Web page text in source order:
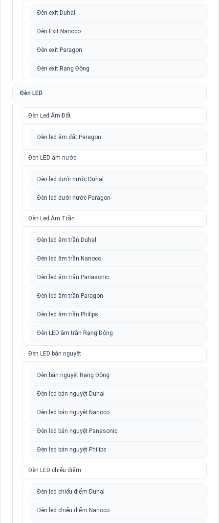
Đèn exit Duhal
Đèn Exit Nanoco
Đèn exit Paragon
Đèn exit Rạng Đông
Đèn LED
Đèn Led Âm Đất
Đèn led âm đất Paragon
Đèn LED âm nước
Đèn led dưới nước Duhal
Đèn led dưới nước Paragon
Đèn Led Âm Trần
Đèn led âm trần Duhal
Đèn led âm trần Nanoco
Đèn led âm trần Panasonic
Đèn led âm trần Paragon
Đèn led âm trần Philips
Đèn LED âm trần Rạng Đông
Đèn LED bán nguyệt
Đèn bán nguyệt Rạng Đông
Đèn led bán nguyệt Duhal
Đèn led bán nguyệt Nanoco
Đèn led bán nguyệt Panasonic
Đèn led bán nguyệt Philips
Đèn LED chiếu điểm
Đèn led chiếu điểm Duhal
Đèn led chiếu điểm Nanoco